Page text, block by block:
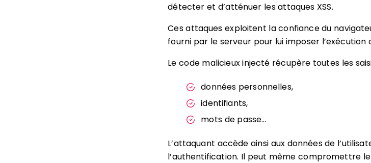
détecter et d’atténuer les attaques XSS.
Ces attaques exploitent la confiance du
fourni par le serveur pour lui imposer l’exécution
Le code malicieux injecté récupère toutes les
données personnelles,
identifiants,
mots de passe…
L’attaquant accède ainsi aux données de
l’authentification. Il peut même compromettre